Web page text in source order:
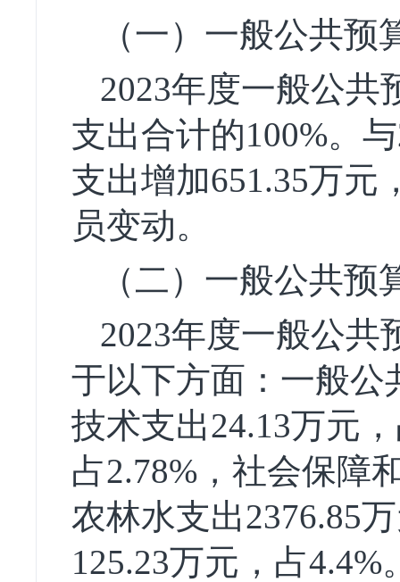
（一）一般公共
2023年度一般公共
支出合计的100%。
支出增加651.35万元
员变动。
（二）一般公共
2023年度一般公共
于以下方面：一般公
技术支出24.13万元
占2.78%，社会保障
农林水支出2376.85
125.23万元，占4.4%